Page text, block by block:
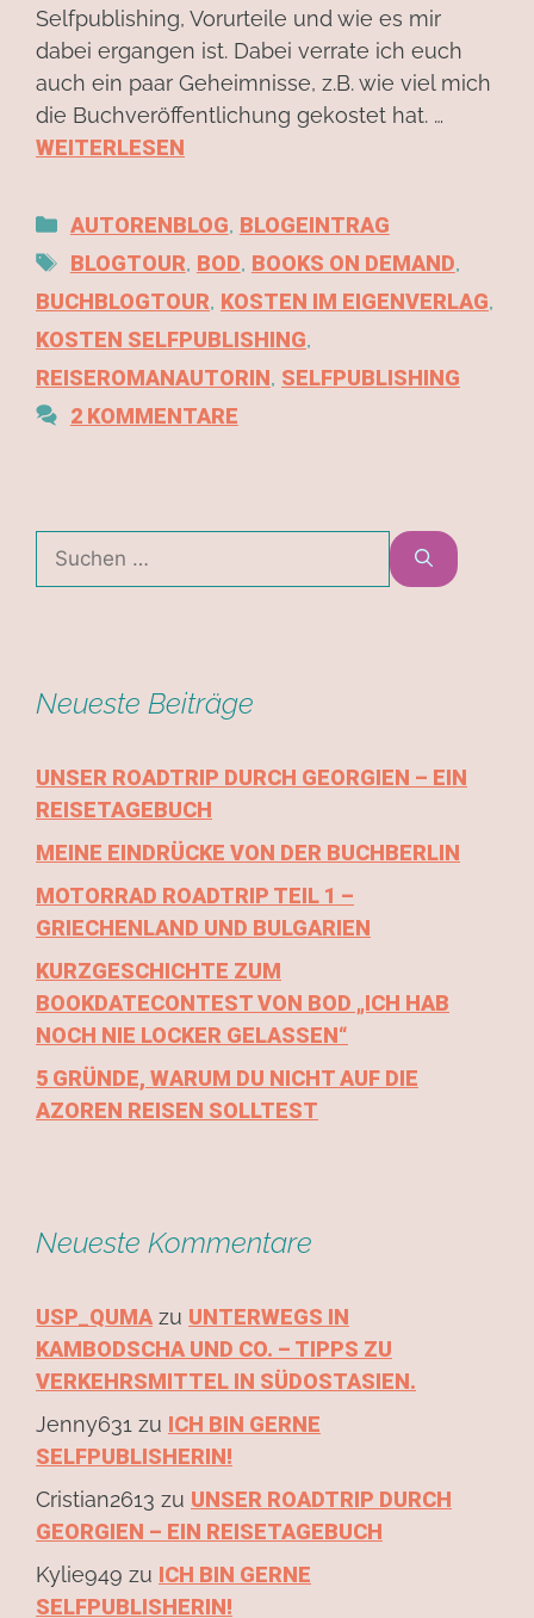
Selfpublishing, Vorurteile und wie es mir
dabei ergangen ist. Dabei verrate ich euch
auch ein paar Geheimnisse, z.B. wie viel mich
die Buchveröffentlichung gekostet hat. …
WEITERLESEN
AUTORENBLOG, BLOGEINTRAG
BLOGTOUR, BOD, BOOKS ON DEMAND,
BUCHBLOGTOUR, KOSTEN IM EIGENVERLAG,
KOSTEN SELFPUBLISHING,
REISEROMANAUTORIN, SELFPUBLISHING
2 KOMMENTARE
Neueste Beiträge
UNSER ROADTRIP DURCH GEORGIEN – EIN
REISETAGEBUCH
MEINE EINDRÜCKE VON DER BUCHBERLIN
MOTORRAD ROADTRIP TEIL 1 –
GRIECHENLAND UND BULGARIEN
KURZGESCHICHTE ZUM
BOOKDATECONTEST VON BOD „ICH HAB
NOCH NIE LOCKER GELASSEN“
5 GRÜNDE, WARUM DU NICHT AUF DIE
AZOREN REISEN SOLLTEST
Neueste Kommentare
USP_QUMA zu UNTERWEGS IN
KAMBODSCHA UND CO. – TIPPS ZU
VERKEHRSMITTEL IN SÜDOSTASIEN.
Jenny631 zu ICH BIN GERNE
SELFPUBLISHERIN!
Cristian2613 zu UNSER ROADTRIP DURCH
GEORGIEN – EIN REISETAGEBUCH
Kylie949 zu ICH BIN GERNE
SELFPUBLISHERIN!